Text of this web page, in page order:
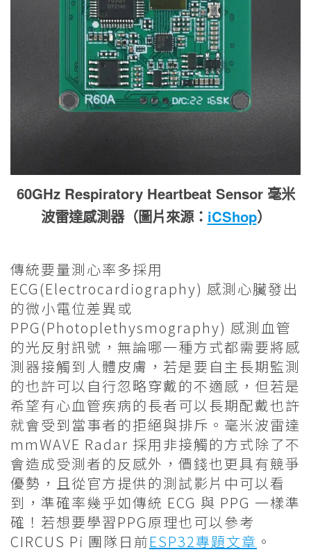
60GHz Respiratory Heartbeat Sensor 毫米
波雷達感測器（圖片來源： iCShop）
傳統要量測心率多採用
ECG(Electrocardiography) 感測心臟發出
的微小電位差異或
PPG(Photoplethysmography) 感測血管
的光反射訊號，無論哪一種方式都需要將感
測器接觸到人體皮膚，若是要自主長期監測
的也許可以自行忽略穿戴的不適感，但若是
希望有心血管疾病的長者可以長期配戴也許
就會受到當事者的拒絕與排斥。毫米波雷達
mmWAVE Radar 採用非接觸的方式除了不
會造成受測者的反感外，價錢也更具有競爭
優勢，且從官方提供的測試影片中可以看
到，準確率幾乎如傳統 ECG 與 PPG 一樣準
確！若想要學習PPG原理也可以參考
CIRCUS Pi 團隊日前ESP32專題文章 。